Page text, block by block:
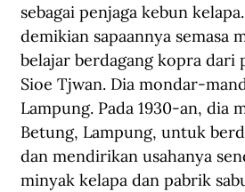
sebagai penjaga kebun
demikian sapaannya semasa
belajar berdagang kopra dari
Sioe Tjwan. Dia mondar-
Lampung. Pada 1930-an, dia
Betung, Lampung, untuk
dan mendirikan usahanya
minyak kelapa dan pabrik